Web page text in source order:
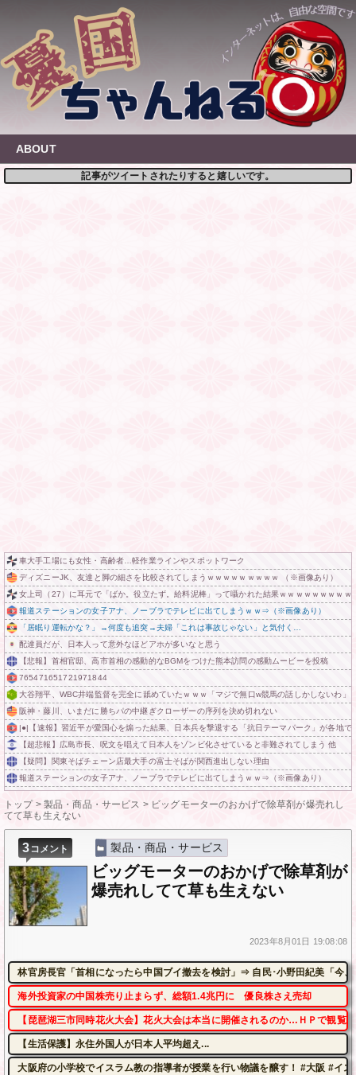
content
ABOUT
記事がツイートされたりすると嬉しいです。
車大手工場にも女性・高齢者…軽作業ラインやスポットワーク
ディズニーJK、友達と脚の細さを比較されてしまうｗｗｗｗｗｗｗｗｗ （※画像あり）
女上司（27）に耳元で「ばか。役立たず。給料泥棒」って囁かれた結果ｗｗｗｗｗｗｗｗｗ
報道ステーションの女子アナ、ノーブラでテレビに出てしまうｗｗ⇒（※画像あり）
「居眠り運転かな？」→何度も追突→夫婦「これは事故じゃない」と気付く…
配達員だが、日本人って意外なほどアホが多いなと思う
【悲報】首相官邸、高市首相の感動的なBGMをつけた熊本訪問の感動ムービーを投稿
765471651721971844
大谷翔平、WBC井端監督を完全に舐めていたｗｗｗ「マジで無口w競馬の話しかしないわ」
阪神・藤川、いまだに勝ちパの中継ぎクローザーの序列を決め切れない
|●|【速報】習近平が愛国心を煽った結果、日本兵を撃退する「抗日テーマパーク」が各地
【超悲報】広島市長、呪文を唱えて日本人をゾンビ化させていると非難されてしまう 他
【疑問】関東そばチェーン店最大手の富士そばが関西進出しない理由
報道ステーションの女子アナ、ノーブラでテレビに出てしまうｗｗ⇒（※画像あり）
トップ> 製品・商品・サービス > ビッグモーターのおかげで除草剤が爆売れし
てて草も生えない
3コメント 製品・商品・サービス
ビッグモーターのおかげで除草剤が
爆売れしてて草も生えない
2023年8月01日 19:08:08
林官房長官「首相になったら中国ブイ撤去を検討」⇒ 自民･小野田紀美「今
海外投資家の中国株売り止まらず、総額1.4兆円に 優良株さえ売却
【琵琶湖三市同時花火大会】花火大会は本当に開催されるのか…ＨＰで観覧
【生活保護】永住外国人が日本人平均超え...
大阪府の小学校でイスラム教の指導者が授業を行い物議を醸す！ #大阪 #イ